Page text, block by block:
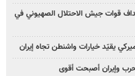
قوات جيش الاحتلال الصهيوني في
يقيّد خيارات واشنطن تجاه إيران
وإيران أصبحت أقوى